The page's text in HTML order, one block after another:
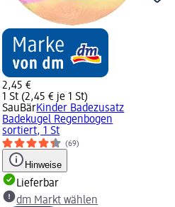
2,45 €
1 St (2,45 € je 1 St)
SauBärKinder Badezusatz
Badekugel Regenbogen
sortiert, 1 St
(69)
Hinweise
Lieferbar
dm Markt wählen